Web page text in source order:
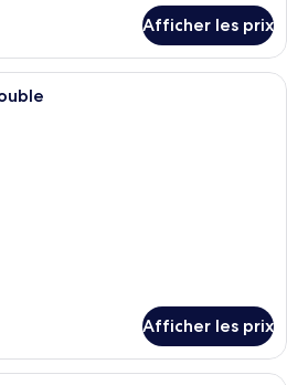
Afficher les prix
Une chambre d’hôtel moderne
Afficher les prix
Une chambre d’hôtel moderne